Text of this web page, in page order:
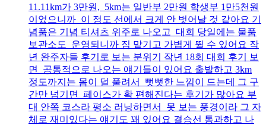
11.11km가 3만원, 5km는 일반부 2만원 학생부 1만5천원
이었으니까 이 정도 선에서 크게 안 벗어날 것 같아요 기
념품은 기념 티셔츠 위주로 나오고 대회 당일에는 물품
보관소도 운영되니까 짐 맡기고 가볍게 뛸 수 있어요 작
년 완주자들 후기로 보는 분위기 작년 18회 대회 후기 보
면 공통적으로 나오는 얘기들이 있어요 출발하고 3km
정도까지는 몸이 덜 풀려서 뻣뻣한 느낌이 드는데 그 구
간만 넘기면 페이스가 확 편해진다는 후기가 많아요 부
대 안쪽 코스라 평소 러닝하면서 못 보는 풍경이라 그 자
체로 재미있다는 얘기도 꽤 있어요 결승선 통과하고 나